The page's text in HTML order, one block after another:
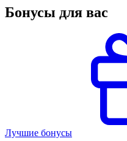
Бонусы для вас
Лучшие бонусы